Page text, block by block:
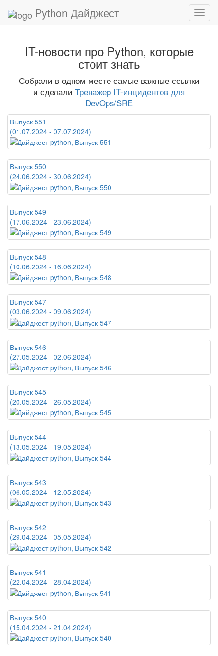
Python Дайджест
IT-новости про Python, которые
стоит знать
Собрали в одном месте самые важные ссылки
и сделали Тренажер IT-инцидентов для
DevOps/SRE
Выпуск 551
(01.07.2024 - 07.07.2024)
Выпуск 550
(24.06.2024 - 30.06.2024)
Выпуск 549
(17.06.2024 - 23.06.2024)
Выпуск 548
(10.06.2024 - 16.06.2024)
Выпуск 547
(03.06.2024 - 09.06.2024)
Выпуск 546
(27.05.2024 - 02.06.2024)
Выпуск 545
(20.05.2024 - 26.05.2024)
Выпуск 544
(13.05.2024 - 19.05.2024)
Выпуск 543
(06.05.2024 - 12.05.2024)
Выпуск 542
(29.04.2024 - 05.05.2024)
Выпуск 541
(22.04.2024 - 28.04.2024)
Выпуск 540
(15.04.2024 - 21.04.2024)